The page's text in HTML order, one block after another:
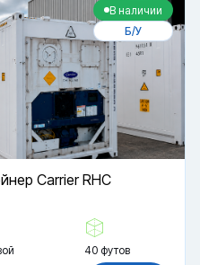
В наличии
Б/У
Carrier RHC
40 футов